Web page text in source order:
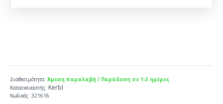
Διαθεσιμότητα: Άμεση παραλαβή / Παράδοση σε 1-3 ημέρες
Κατασκευαστής: Kerbl
Κωδικός: 321616